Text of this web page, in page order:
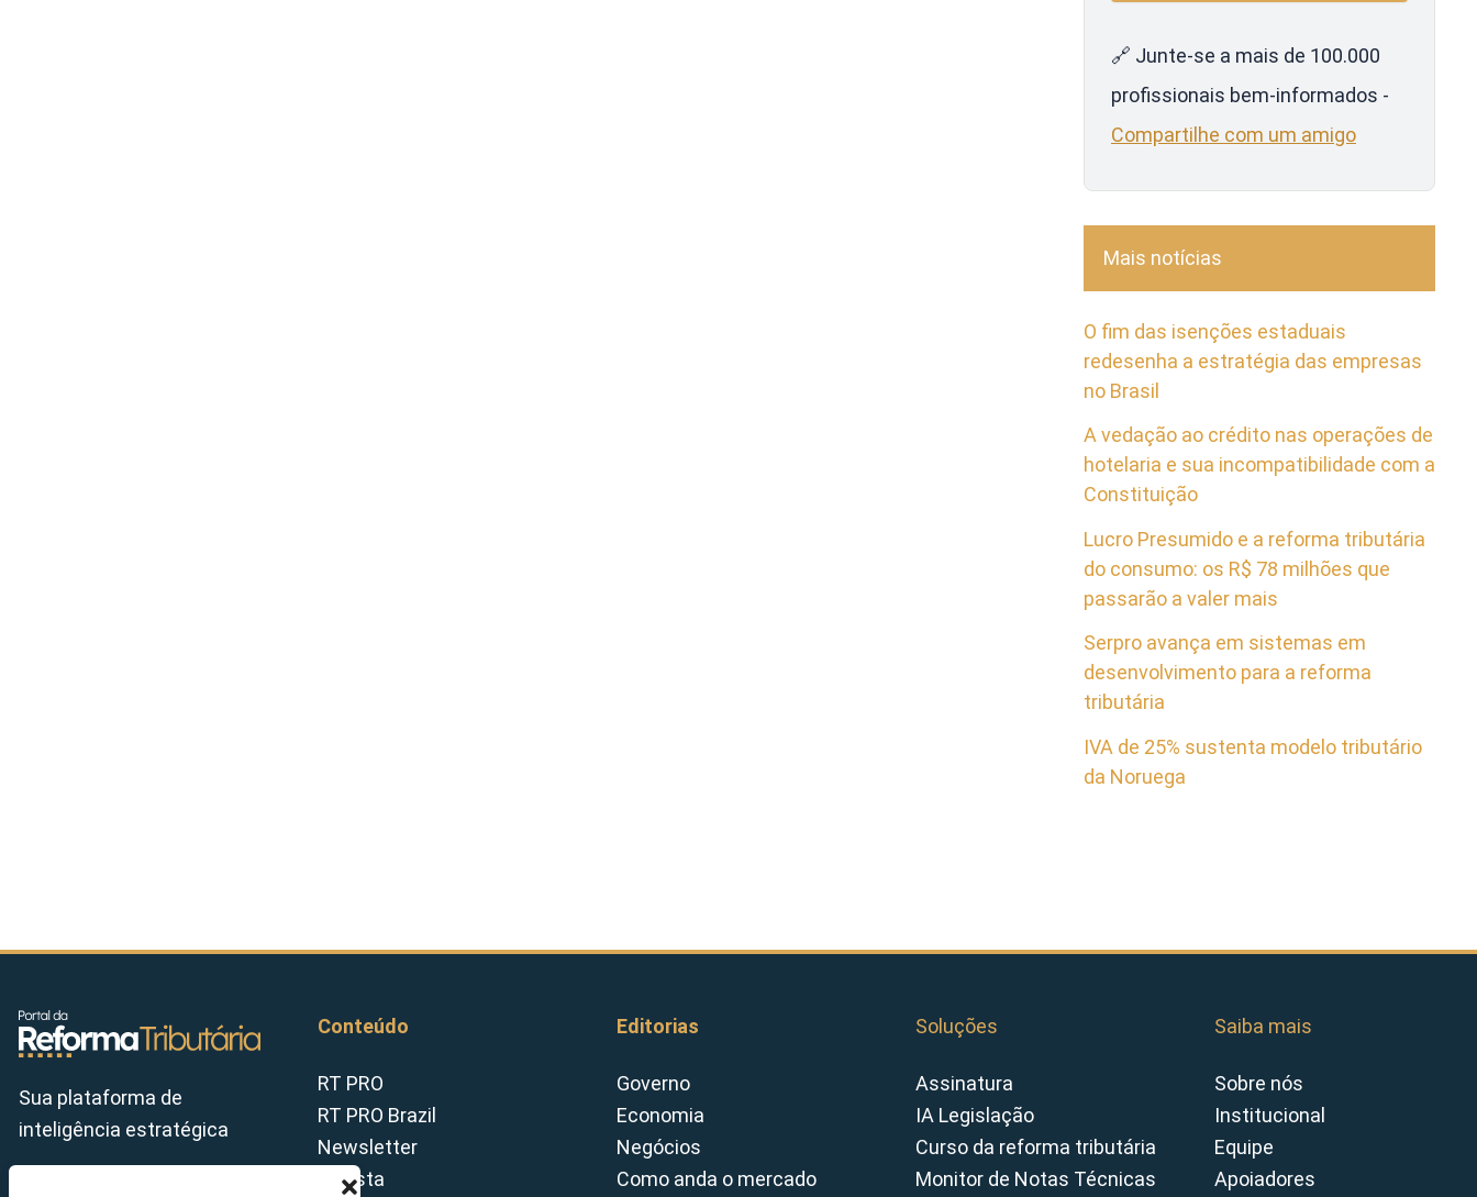
🔗 Junte-se a mais de 100.000
profissionais bem-informados -
Compartilhe com um amigo
Mais notícias
O fim das isenções estaduais
redesenha a estratégia das empresas
no Brasil
A vedação ao crédito nas operações de
hotelaria e sua incompatibilidade com a
Constituição
Lucro Presumido e a reforma tributária
do consumo: os R$ 78 milhões que
passarão a valer mais
Serpro avança em sistemas em
desenvolvimento para a reforma
tributária
IVA de 25% sustenta modelo tributário
da Noruega
Sua plataforma de
inteligência estratégica
Conteúdo
RT PRO
RT PRO Brazil
Newsletter
Revista
Editorias
Governo
Economia
Negócios
Como anda o mercado
Soluções
Assinatura
IA Legislação
Curso da reforma tributária
Monitor de Notas Técnicas
Saiba mais
Sobre nós
Institucional
Equipe
Apoiadores